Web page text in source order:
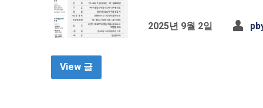
2025년 9월 2일
View 글